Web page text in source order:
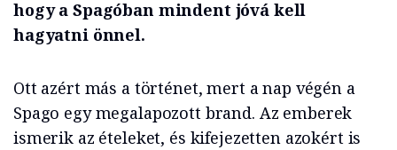
hogy a Spagóban mindent jóvá kell
hagyatni önnel.
Ott azért más a történet, mert a nap végén a
Spago egy megalapozott brand. Az emberek
ismerik az ételeket, és kifejezetten azokért is